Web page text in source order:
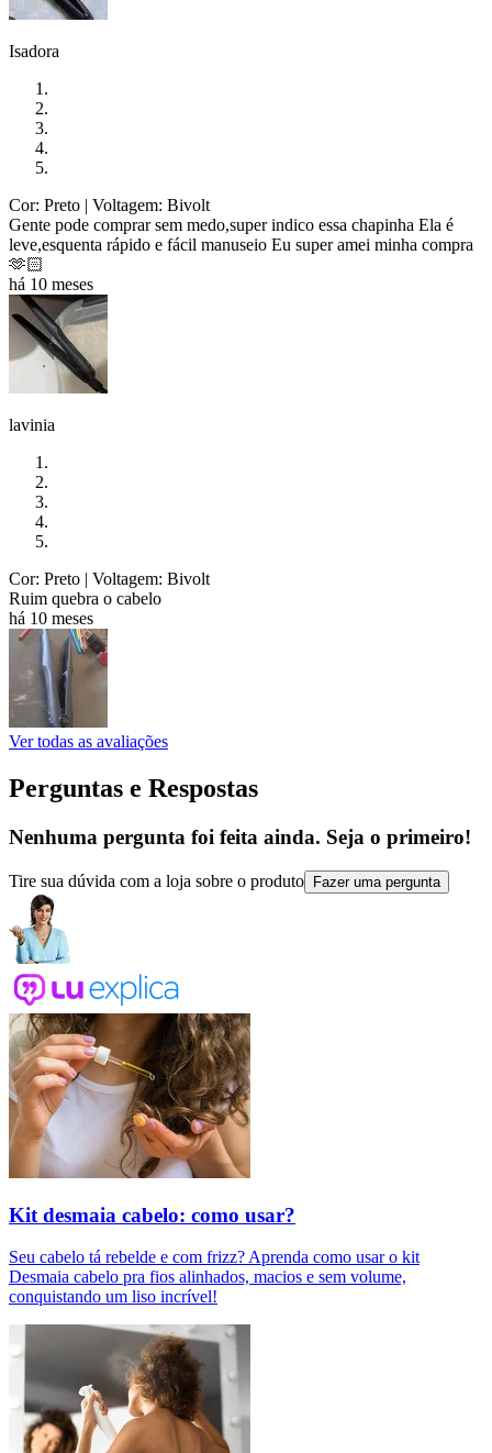
Isadora
Cor: Preto | Voltagem: Bivolt
Gente pode comprar sem medo,super indico essa chapinha Ela é
leve,esquenta rápido e fácil manuseio Eu super amei minha compra
🫶🏻
há 10 meses
lavinia
Cor: Preto | Voltagem: Bivolt
Ruim quebra o cabelo
há 10 meses
Ver todas as avaliações
Perguntas e Respostas
Nenhuma pergunta foi feita ainda. Seja o primeiro!
Tire sua dúvida com a loja sobre o produto Fazer uma pergunta
Kit desmaia cabelo: como usar?
Seu cabelo tá rebelde e com frizz? Aprenda como usar o kit
Desmaia cabelo pra fios alinhados, macios e sem volume,
conquistando um liso incrível!